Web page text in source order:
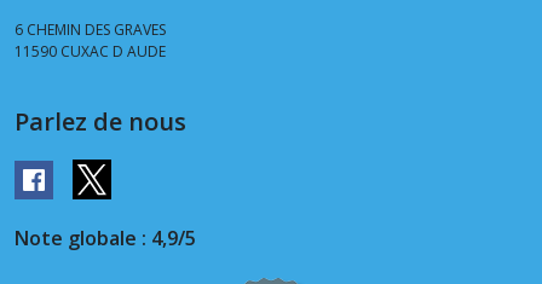
6 CHEMIN DES GRAVES
11590 CUXAC D AUDE
Parlez de nous
Note globale : 4,9/5